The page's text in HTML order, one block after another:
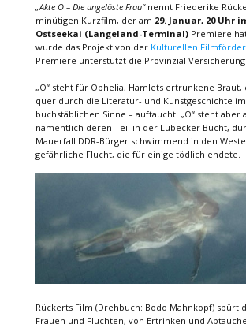
„Akte O – Die ungelöste Frau“nennt Friederike
minütigen Kurzfilm, der am 29. Januar, 20 Uhr
Ostseekai (Langeland-Terminal)Premiere
wurde das Projekt von der Kulturellen
Premiere unterstützt die Provinzial Versicherung.
„O“ steht für Ophelia, Hamlets ertrunkene Braut,
quer durch die Literatur- und Kunstgeschichte
buchstäblichen Sinne – auftaucht. „O“ steht aber
namentlich deren Teil in der Lübecker Bucht,
Mauerfall DDR-Bürger schwimmend in den
gefährliche Flucht, die für einige tödlich endete.
Rückerts Film (Drehbuch: Bodo Mahnkopf) spürt
Frauen und Fluchten, von Ertrinken und